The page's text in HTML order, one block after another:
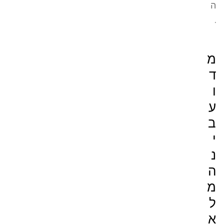
ה
.
מ
ד
ו
ע
ב
י
נ
ה
מ
ל
א